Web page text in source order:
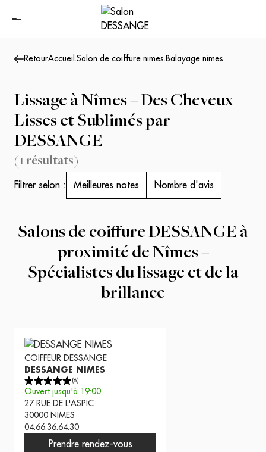
RetourAccueil .Salon de coiffure nimes. Balayage nimes
Lissage à Nîmes – Des Cheveux
Lisses et Sublimés par
DESSANGE
(1 résultats)
Filtrer selon : Meilleures notes Nombre d'avis
Salons de coiffure DESSANGE à
proximité de Nîmes –
Spécialistes du lissage et de la
brillance
COIFFEUR DESSANGE
DESSANGE NIMES
(6)
Ouvert jusqu'à 19:00
27 RUE DE L'ASPIC
30000 NIMES
04.66.36.64.30
Prendre rendez-vous